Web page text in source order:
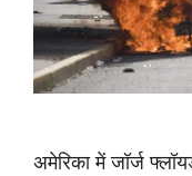
अमेरिका में जॉर्ज